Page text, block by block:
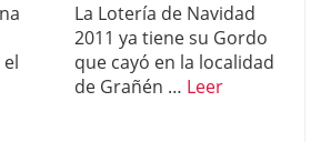
La Lotería de Navidad
2011 ya tiene su Gordo
que cayó en la localidad
de Grañén … Leer